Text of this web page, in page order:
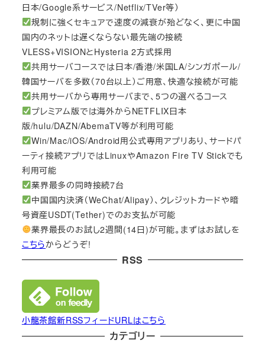
日本/Google系サービス/Netflix/TVer等）
規制に強くセキュアで速度の減衰が殆どなく、更に中国
国内のネットは遅くならない最先端の接続
VLESS+VISIONとHysteria 2方式採用
共用サーバコースでは日本/香港/米国LA/シンガポール/
韓国サーバを多数（70台以上）ご用意、快適な接続が可能
共用サーバから専用サーバまで、5つの選べるコース
プレミアム版では海外からNETFLIX日本
版/hulu/DAZN/AbemaTV等が利用可能
Win/Mac/iOS/Android用公式専用アプリあり、サードパ
ーティ接続アプリではLinuxやAmazon Fire TV Stickでも
利用可能
業界最多の同時接続7台
中国国内決済（WeChat/Alipay）、クレジットカードや暗
号資産USDT(Tether)でのお支払が可能
業界最長のお試し2週間(14日)が可能。まずはお試しを
こちらからどうぞ!
RSS
小龍茶館新RSSフィードURLはこちら
カテゴリー